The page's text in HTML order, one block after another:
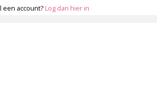
een account? Log dan hier in